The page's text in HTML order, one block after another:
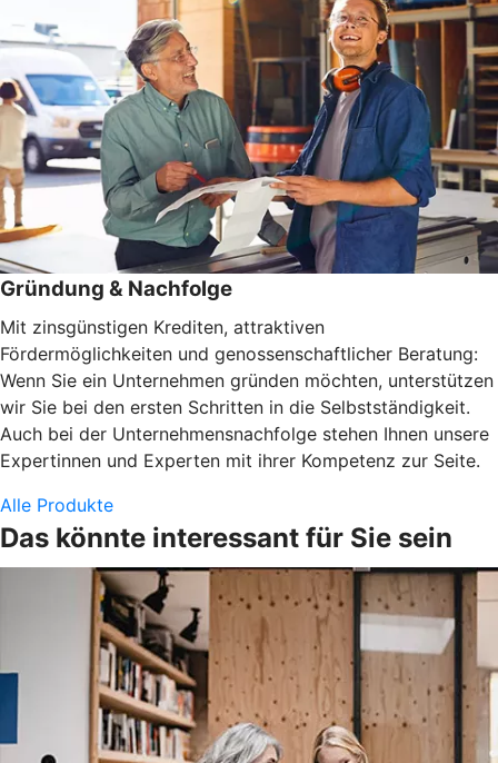
Gründung & Nachfolge
Mit zinsgünstigen Krediten, attraktiven
Fördermöglichkeiten und genossenschaftlicher Beratung:
Wenn Sie ein Unternehmen gründen möchten, unterstützen
wir Sie bei den ersten Schritten in die Selbstständigkeit.
Auch bei der Unternehmensnachfolge stehen Ihnen unsere
Expertinnen und Experten mit ihrer Kompetenz zur Seite.
Alle Produkte
Das könnte interessant für Sie sein